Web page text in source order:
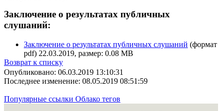
Заключение о результатах публичных
слушаний:
Заключение о результатах публичных слушаний (формат
pdf) 22.03.2019, размер: 0.08 MB
Возврат к списку
Опубликовано: 06.03.2019 13:10:31
Последнее изменение: 08.05.2019 08:51:59
Популярные ссылки Облако тегов